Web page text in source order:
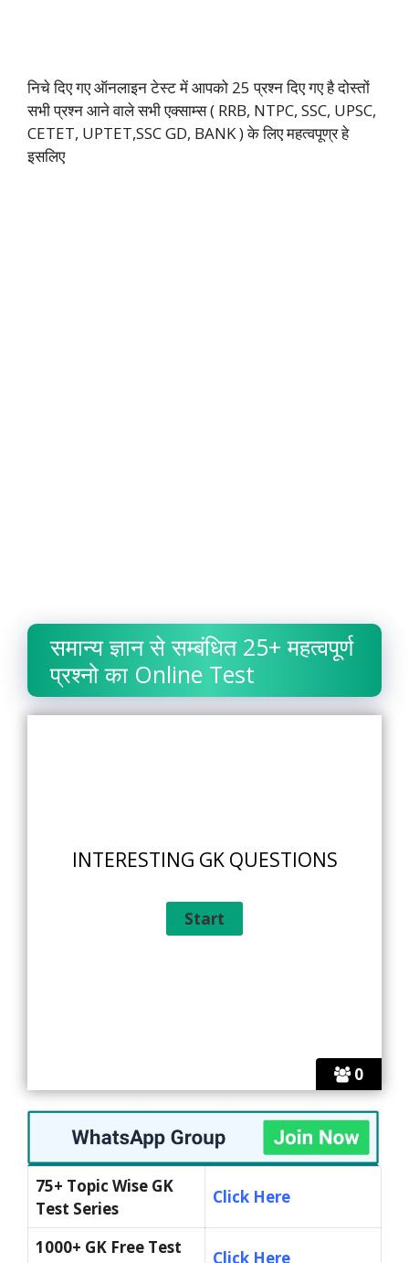
निचे दिए गए ऑनलाइन टेस्ट में आपको 25 प्रश्न दिए गए है दोस्तों
सभी प्रश्न आने वाले सभी एक्साम्स ( RRB, NTPC, SSC, UPSC,
CETET, UPTET,SSC GD, BANK ) के लिए महत्वपूण्र हे
इसलिए
समान्य ज्ञान से सम्बंधित 25+ महत्वपूर्ण
प्रश्नो का Online Test
0
INTERESTING GK QUESTIONS
75+ Topic Wise GK
Test Series
Click Here
1000+ GK Free Test
Click Here